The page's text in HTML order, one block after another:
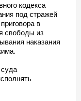
кодекса
под стражей
в
свободы из
наказания